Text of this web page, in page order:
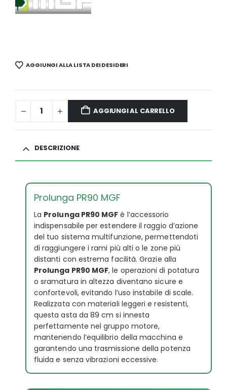
AGGIUNGI ALLA LISTA DEI DESIDERI
AGGIUNGI AL CARRELLO
DESCRIZIONE
Prolunga PR90 MGF
La Prolunga PR90 MGF è l’accessorio
indispensabile per estendere il raggio d’azione
del tuo sistema multifunzione, permettendoti
di raggiungere i rami più alti o le zone più
distanti con estrema facilità. Grazie alla
Prolunga PR90 MGF, le operazioni di potatura
o sramatura in altezza diventano sicure e
confortevoli, evitando l’uso instabile di scale.
Realizzata con materiali leggeri e resistenti,
questa asta da 89 cm si innesta
perfettamente nel gruppo motore,
mantenendo l’equilibrio della macchina e
garantendo una trasmissione della potenza
fluida e senza vibrazioni eccessive.